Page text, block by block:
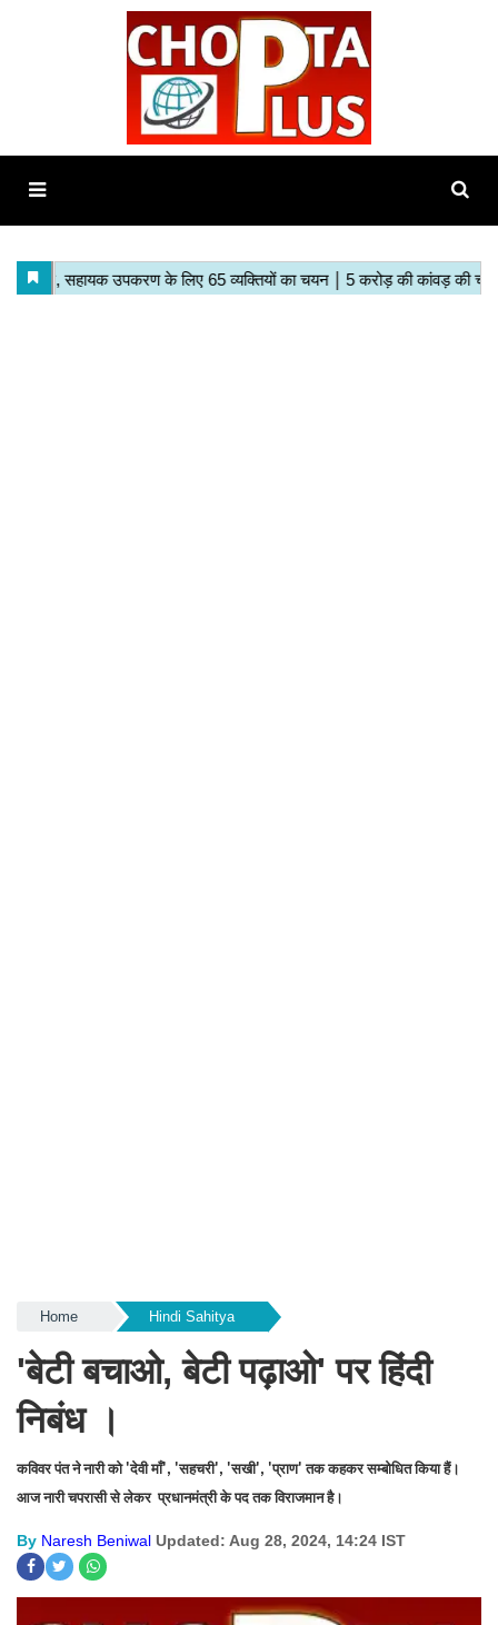
Home Hindi Sahitya
'बेटी बचाओ, बेटी पढ़ाओ' पर हिंदी
निबंध ।
कविवर पंत ने नारी को 'देवी माँ', 'सहचरी', 'सखी', 'प्राण'तक कहकर सम्बोधितकिया हैं।
आज नारी चपरासी से लेकरप्रधानमंत्री के पद तक विराजमान है।
By Naresh Beniwal Updated: Aug 28, 2024, 14:24 IST